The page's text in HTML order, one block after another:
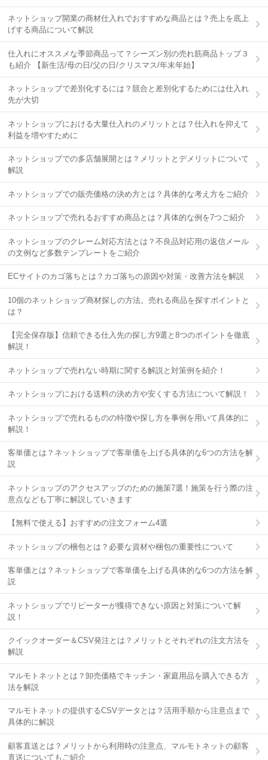
ネットショップ開業の商材仕入れでおすすめな商品とは？売上を底上
げする商品について解説
仕入れにオススメな季節商品って？シーズン別の売れ筋商品トップ３
も紹介 【新生活/母の日/父の日/クリスマス/年末年始】
ネットショップで差別化するには？競合と差別化するためには仕入れ
先が大切
ネットショップにおける大量仕入れのメリットとは？仕入れを抑えて
利益を増やすために
ネットショップでの多店舗展開とは？メリットとデメリットについて
解説
ネットショップでの販売価格の決め方とは？具体的な考え方をご紹介
ネットショップで売れるおすすめ商品とは？具体的な例を7つご紹介
ネットショップのクレーム対応方法とは？不良品対応用の返信メール
の文例など多数テンプレートをご紹介
ECサイトのカゴ落ちとは？カゴ落ちの原因や対策・改善方法を解説
10個のネットショップ商材探しの方法。売れる商品を探すポイントと
は？
【完全保存版】信頼できる仕入先の探し方9選と8つのポイントを徹底
解説！
ネットショップで売れない時期に関する解説と対策例を紹介！
ネットショップにおける送料の決め方や安くする方法について解説！
ネットショップで売れるものの特徴や探し方を事例を用いて具体的に
解説！
客単価とは？ネットショップで客単価を上げる具体的な6つの方法を解
説
ネットショップのアクセスアップのための施策7選！施策を行う際の注
意点なども丁寧に解説していきます
【無料で使える】おすすめの注文フォーム4選
ネットショップの梱包とは？必要な資材や梱包の重要性について
客単価とは？ネットショップで客単価を上げる具体的な6つの方法を解
説
ネットショップでリピーターが獲得できない原因と対策について解
説！
クイックオーダー＆CSV発注とは？メリットとそれぞれの注文方法を
解説
マルモトネットとは？卸売価格でキッチン・家庭用品を購入できる方
法を解説
マルモトネットの提供するCSVデータとは？活用手順から注意点まで
具体的に解説
顧客直送とは？メリットから利用時の注意点、マルモトネットの顧客
直送についてもご紹介